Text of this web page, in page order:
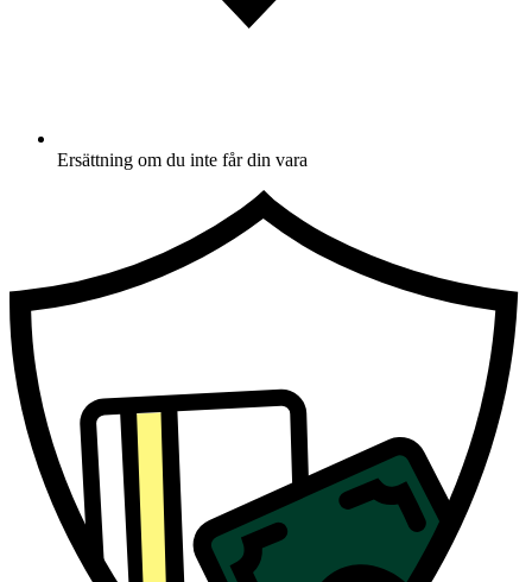
Ersättning om du inte får din vara